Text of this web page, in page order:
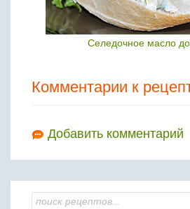
Селедочное масло
Комментарии к
Добавить комментарий